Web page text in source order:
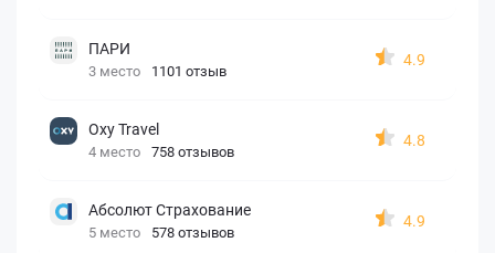
ПАРИ
3 место 1101 отзыв
4.9
Oxy Travel
4 место 758 отзывов
4.8
Абсолют Страхование
5 место 578 отзывов
4.9